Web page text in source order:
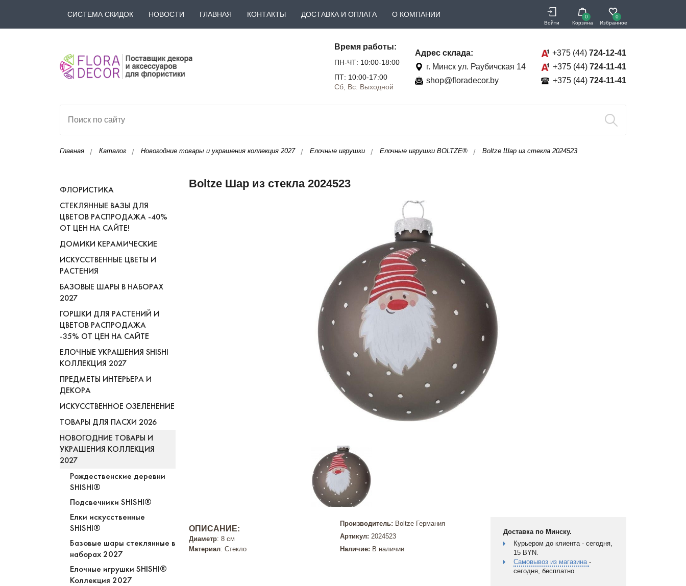
СИСТЕМА СКИДОК НОВОСТИ ГЛАВНАЯ КОНТАКТЫ ДОСТАВКА И ОПЛАТА О КОМПАНИИ
Войти
0
Корзина
0
Избранное
Время работы:
ПН-ЧТ: 10:00-18:00
ПТ: 10:00-17:00
Сб, Вс: Выходной
Адрес склада:
г. Минск ул. Раубичская 14
shop@floradecor.by
+375 (44) 724-12-41
+375 (44) 724-11-41
+375 (44) 724-11-41
Главная Каталог Новогодние товары и украшения коллекция 2027 Елочные игрушки Елочные игрушки BOLTZE® Boltze Шар из стекла 2024523
ФЛОРИСТИКА
СТЕКЛЯННЫЕ ВАЗЫ ДЛЯ
ЦВЕТОВ РАСПРОДАЖА -40%
ОТ ЦЕН НА САЙТЕ!
ДОМИКИ КЕРАМИЧЕСКИЕ
ИСКУССТВЕННЫЕ ЦВЕТЫ И
РАСТЕНИЯ
БАЗОВЫЕ ШАРЫ В НАБОРАХ
2027
ГОРШКИ ДЛЯ РАСТЕНИЙ И
ЦВЕТОВ РАСПРОДАЖА
-35% ОТ ЦЕН НА САЙТЕ
ЕЛОЧНЫЕ УКРАШЕНИЯ SHISHI
КОЛЛЕКЦИЯ 2027
ПРЕДМЕТЫ ИНТЕРЬЕРА И
ДЕКОРА
ИСКУССТВЕННОЕ ОЗЕЛЕНЕНИЕ
ТОВАРЫ ДЛЯ ПАСХИ 2026
НОВОГОДНИЕ ТОВАРЫ И
УКРАШЕНИЯ КОЛЛЕКЦИЯ
2027
Рождественские деревни
SHISHI®
Подсвечники SHISHI®
Елки искусственные
SHISHI®
Базовые шары стеклянные в
наборах 2027
Елочные игрушки SHISHI®
Коллекция 2027
Boltze Шар из стекла 2024523
ОПИСАНИЕ:
Диаметр: 8 см
Материал: Стекло
Производитель: Boltze Германия
Артикул: 2024523
Наличие: В наличии
Доставка по Минску.
Курьером до клиента - сегодня,
15 BYN.
Самовывоз из магазина-
сегодня, бесплатно